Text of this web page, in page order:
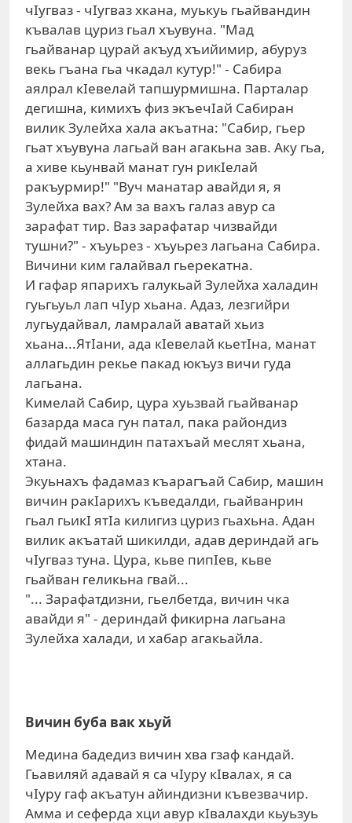
чIугваз - чIугваз хкана, муькуь гьайвандин
къвалав цуриз гьал хъувуна. "Мад
гьайванар цурай акъуд хъийимир, абуруз
векь гъана гьа чкадал кутур!" - Сабира
аялрал кIевелай тапшурмишна. Парталар
дегишна, кимихъ физ экъечIай Сабиран
вилик Зулейха хала акъатна: "Сабир, гьер
гьат хъувуна лагьай ван агакьна зав. Аку гьа,
а хиве кьунвай манат гун рикIелай
ракъурмир!" "Вуч манатар авайди я, я
Зулейха вах? Ам за вахъ галаз авур са
зарафат тир. Ваз зарафатар чизвайди
тушни?" - хъуьрез - хъуьрез лагьана Сабира.
Вичини ким галайвал гьерекатна.
И гафар япарихъ галукьай Зулейха халадин
гуьгьуьл лап чIур хьана. Адаз, лезгийри
лугьудайвал, ламралай аватай хьиз
хьана...ЯтIани, ада кIевелай кьетIна, манат
аллагьдин рекье пакад юкъуз вичи гуда
лагьана.
Кимелай Сабир, цура хуьзвай гьайванар
базарда маса гун патал, пака райондиз
фидай машиндин патахъай меслят хьана,
хтана.
Экуьнахъ фадамаз къарагъай Сабир, машин
вичин ракIарихъ къведалди, гьайванрин
гьал гьикI ятIа килигиз цуриз гьахьна. Адан
вилик акъатай шикилди, адав дериндай агь
чIугваз туна. Цура, кьве пипIев, кьве
гьайван геликьна гвай...
"... Зарафатдизни, гьелбетда, вичин чка
авайди я" - дериндай фикирна лагьана
Зулейха халади, и хабар агакьайла.
Вичин буба вак хьуй
Медина бадедиз вичин хва гзаф кандай.
Гьавиляй адавай я са чIуру кIвалах, я са
чIуру гаф акъатун айиндизни къвезвачир.
Амма и сеферда хци авур кIвалахди кьуьзуь